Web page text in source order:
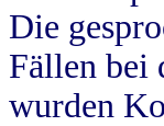
Die
Fällen bei
wurden